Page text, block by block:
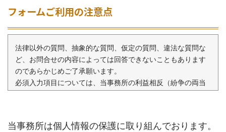
フォームご利用の注意点
法律以外の質問、抽象的な質問、仮定の質問、違法な質問な
ど、お問合せの内容によっては回答できないこともあります
のであらかじめご了承願います。
必須入力項目については、当事務所の利益相反（紛争の両当
事者から相談を受けてしまうこと）を防止するため必ず入力
守秘義務について
当事務所は個人情報の保護に取り組んでおります。